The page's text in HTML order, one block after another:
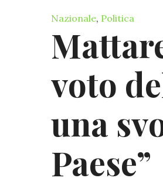
Nazionale, Politica
voto
una
Paese”